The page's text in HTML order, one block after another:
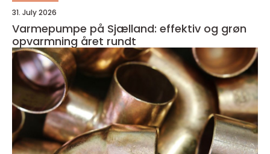
31. July 2026
Varmepumpe på Sjælland: effektiv og grøn
opvarmning året rundt